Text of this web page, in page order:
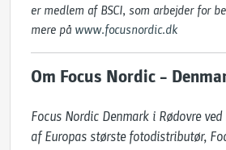
er medlem af BSCI, som arbejder for
mere på www.focusnordic.dk
Om Focus Nordic –
Focus Nordic Denmark i Rødovre
af Europas største fotodistributør,